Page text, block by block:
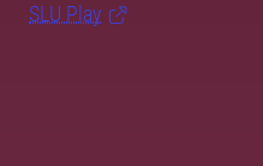
SLU Play